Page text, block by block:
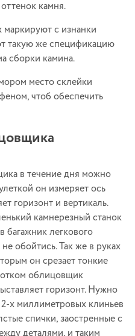
камня.
маркируют с изнанки
такую же спецификацию
сборки камина.
место склейки
чтоб обеспечить
в течение дня можно
он измеряет ось
горизонт и вертикаль.
камнерезный станок
багажник легкового
обойтись. Так же в руках
он срезает тонкие
облицовщик
горизонт. Нужно
х миллиметровых клиньев
спички, заостренные с